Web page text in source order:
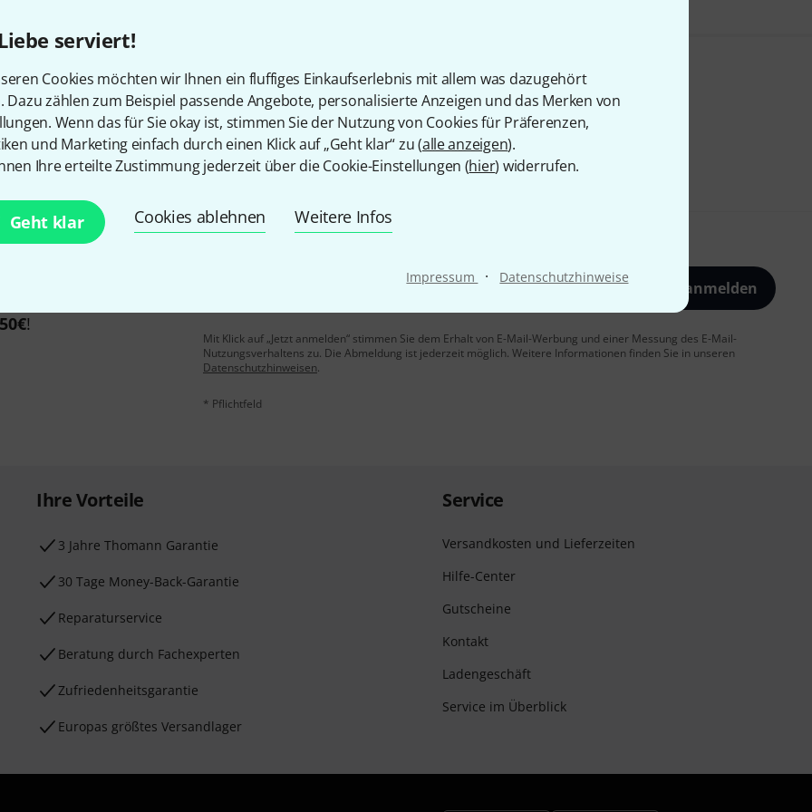
serviert!
Cookies möchten wir Ihnen ein fluffiges Einkaufserlebnis mit allem was dazugehört
Dazu zählen zum Beispiel passende Angebote, personalisierte Anzeigen und das Merken von
Wenn das für Sie okay ist, stimmen Sie der Nutzung von Cookies für Präferenzen,
und Marketing einfach durch einen Klick auf „Geht klar“ zu (alle anzeigen).
Ihre erteilte Zustimmung jederzeit über die Cookie-Einstellungen (hier) widerrufen.
Geht klar Cookies ablehnen Weitere Infos
Impressum · Datenschutzhinweise
Gefällt Ihnen, was Sie sehen?
Teilen Hilfe & Feedback
mit etwas Glück
50€!
Jetzt anmelden
Mit Klick auf „Jetzt anmelden“ stimmen Sie dem Erhalt von E-Mail-Werbung und einer Messung des E-Mail-
Nutzungsverhaltens zu. Die Abmeldung ist jederzeit möglich. Weitere Informationen finden Sie in unseren
Datenschutzhinweisen.
* Pflichtfeld
Ihre Vorteile
3 Jahre Thomann Garantie
30 Tage Money-Back-Garantie
Reparaturservice
Beratung durch Fachexperten
Zufriedenheitsgarantie
Europas größtes Versandlager
Service
Versandkosten und Lieferzeiten
Hilfe-Center
Gutscheine
Kontakt
Ladengeschäft
Service im Überblick